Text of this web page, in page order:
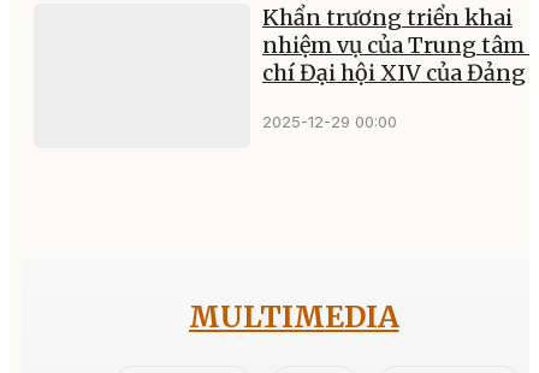
Khẩn trương triển khai
nhiệm vụ của Trung tâm
chí Đại hội XIV của Đảng
2025-12-29 00:00
MULTIMEDIA